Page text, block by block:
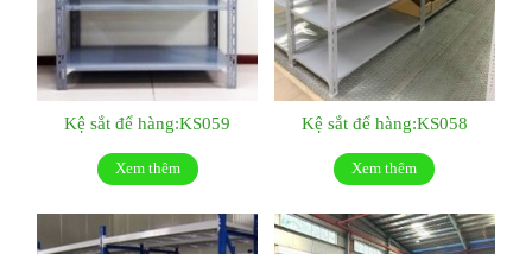
Kệ sắt để hàng:KS059
Xem thêm
Kệ sắt để hàng:KS058
Xem thêm